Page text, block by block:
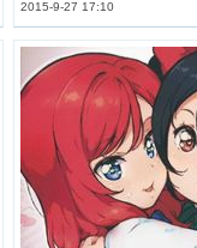
2015-9-27 17:10